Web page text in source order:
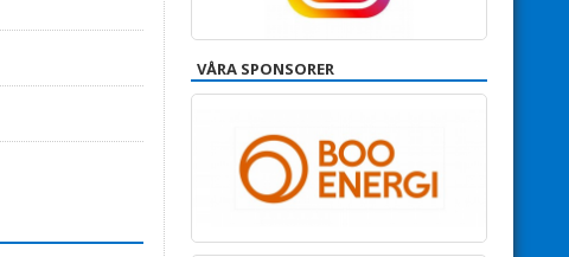
VÅRA SPONSORER